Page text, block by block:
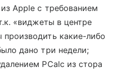
Apple с требованием
«виджеты в центре
какие-либо
дано три недели;
PCalc из стора